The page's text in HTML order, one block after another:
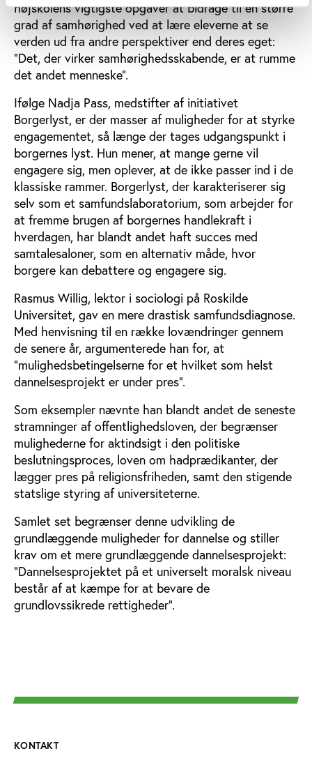
højskolens vigtigste opgaver at bidrage til en større
grad af samhørighed ved at lære eleverne at se
verden ud fra andre perspektiver end deres eget:
”Det, der virker samhørighedsskabende, er at rumme
det andet menneske”.
Ifølge Nadja Pass, medstifter af initiativet
Borgerlyst, er der masser af muligheder for at styrke
engagementet, så længe der tages udgangspunkt i
borgernes lyst. Hun mener, at mange gerne vil
engagere sig, men oplever, at de ikke passer ind i de
klassiske rammer. Borgerlyst, der karakteriserer sig
selv som et samfundslaboratorium, som arbejder for
at fremme brugen af borgernes handlekraft i
hverdagen, har blandt andet haft succes med
samtalesaloner, som en alternativ måde, hvor
borgere kan debattere og engagere sig.
Rasmus Willig, lektor i sociologi på Roskilde
Universitet, gav en mere drastisk samfundsdiagnose.
Med henvisning til en række lovændringer gennem
de senere år, argumenterede han for, at
”mulighedsbetingelserne for et hvilket som helst
dannelsesprojekt er under pres”.
Som eksempler nævnte han blandt andet de seneste
stramninger af offentlighedsloven, der begrænser
mulighederne for aktindsigt i den politiske
beslutningsproces, loven om hadprædikanter, der
lægger pres på religionsfriheden, samt den stigende
statslige styring af universiteterne.
Samlet set begrænser denne udvikling de
grundlæggende muligheder for dannelse og stiller
krav om et mere grundlæggende dannelsesprojekt:
”Dannelsesprojektet på et universelt moralsk niveau
består af at kæmpe for at bevare de
grundlovssikrede rettigheder”.
KONTAKT